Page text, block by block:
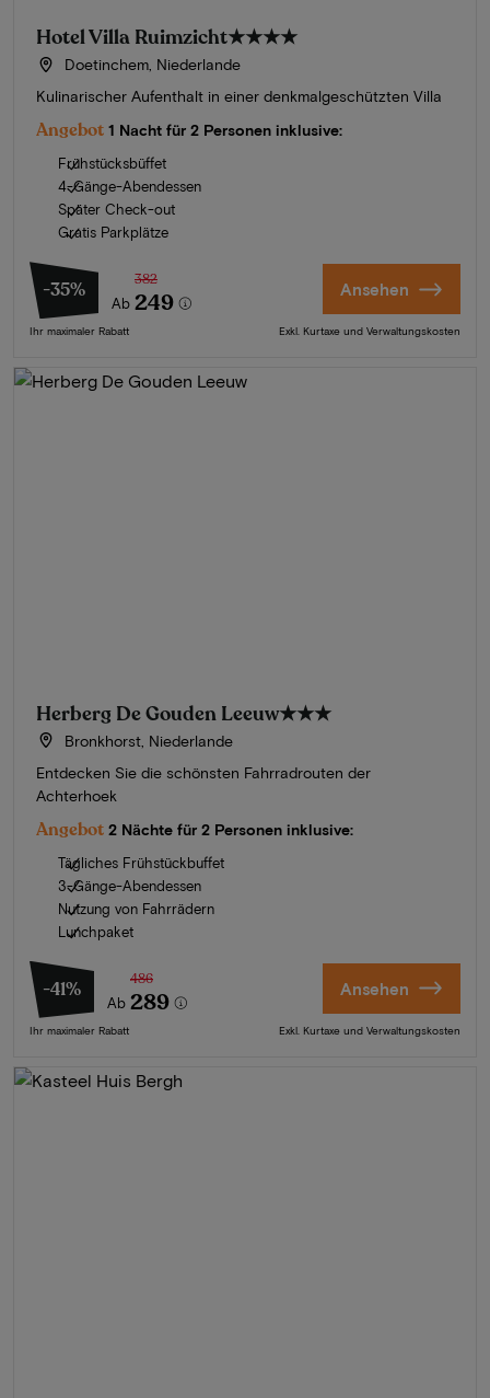
Hotel Villa Ruimzicht★★★★
Doetinchem, Niederlande
Kulinarischer Aufenthalt in einer denkmalgeschützten Villa
Angebot 1 Nacht für 2 Personen inklusive:
Frühstücksbüffet
4-Gänge-Abendessen
Später Check-out
Gratis Parkplätze
-35%
Ab
382
249
Ihr maximaler Rabatt
Ansehen
Exkl. Kurtaxe und Verwaltungskosten
Herberg De Gouden Leeuw★★★
Bronkhorst, Niederlande
Entdecken Sie die schönsten Fahrradrouten der
Achterhoek
Angebot 2 Nächte für 2 Personen inklusive:
Tägliches Frühstückbuffet
3-Gänge-Abendessen
Nutzung von Fahrrädern
Lunchpaket
-41%
Ab
486
289
Ihr maximaler Rabatt
Ansehen
Exkl. Kurtaxe und Verwaltungskosten